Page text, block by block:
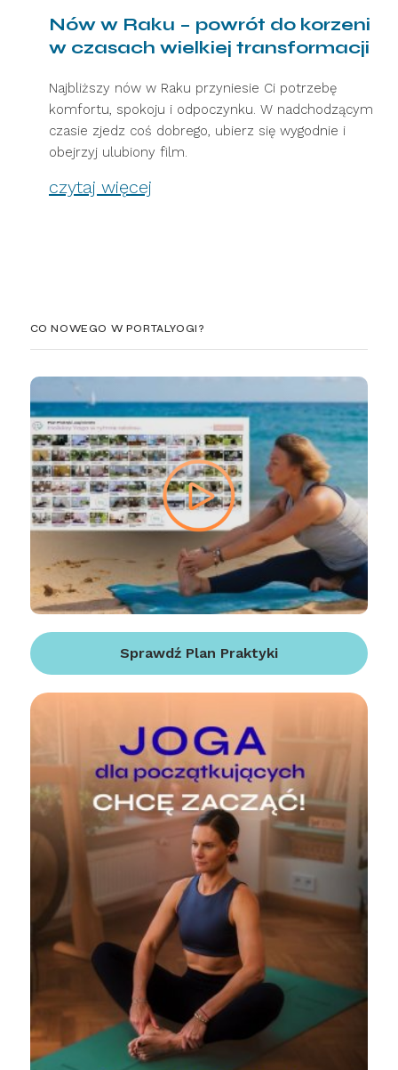
CO NOWEGO W PORTALYOGI?
Sprawdź Plan Praktyki
Nów w Raku – powrót do korzeni
w czasach wielkiej transformacji
Najbliższy nów w Raku przyniesie Ci potrzebę
komfortu, spokoju i odpoczynku. W nadchodzącym
czasie zjedz coś dobrego, ubierz się wygodnie i
obejrzyj ulubiony film.
czytaj więcej